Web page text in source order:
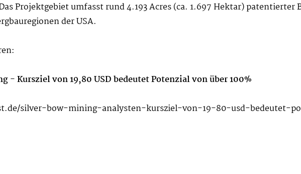
Projektgebiet umfasst rund 4.193 Acres (ca. 1.697 Hektar)
der USA.
- Kursziel von 19,80 USD bedeutet Potenzial von über 100%
silver-bow-mining-analysten-kursziel-von-19-80-usd-bedeutet-